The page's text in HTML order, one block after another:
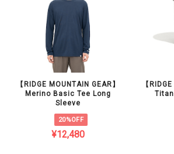
【RIDGE MOUNTAIN GEAR】
Merino Basic Tee Long
Sleeve
20%OFF
¥12,480
【